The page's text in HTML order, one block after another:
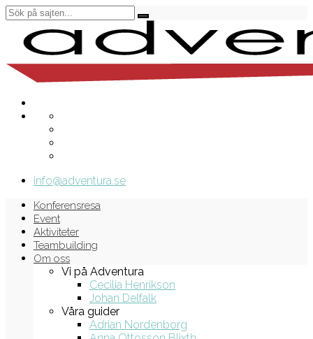
info@adventura.se
Konferensresa
Event
Aktiviteter
Teambuilding
Om oss
Vi på Adventura
Cecilia Henrikson
Johan Delfalk
Våra guider
Adrian Nordenborg